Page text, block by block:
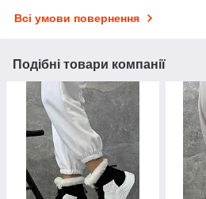
Всі умови повернення
Подібні товари компанії